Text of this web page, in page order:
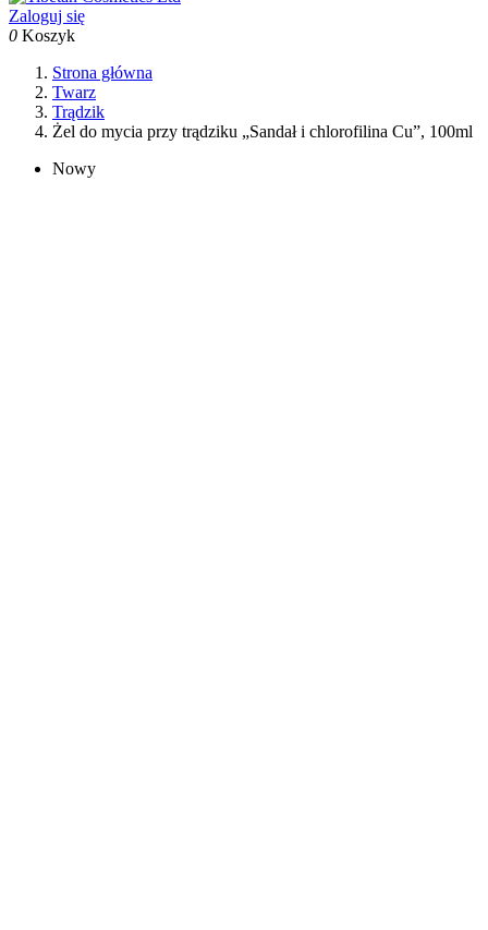
Zaloguj się
0 Koszyk
Strona główna
Twarz
Trądzik
Żel do mycia przy trądziku „Sandał i chlorofilina Cu”, 100ml
Nowy